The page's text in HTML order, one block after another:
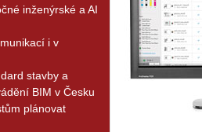
inženýrské a AI
i v
stavby a
BIM v Česku
plánovat